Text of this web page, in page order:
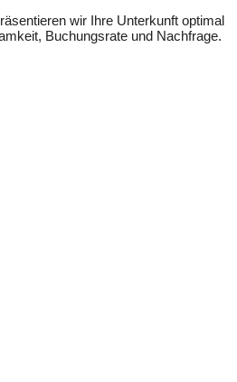
wir Ihre Unterkunft optimal
Buchungsrate und Nachfrage.